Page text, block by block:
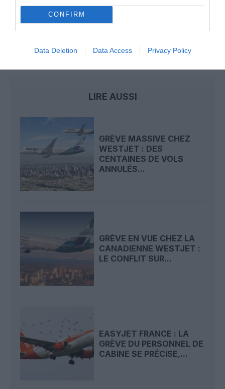
CONFIRM
Data Deletion Data Access Privacy Policy
Pointe‑à‑Pitre – Panama City : Air France ouvre un pont
aérien vers l’Amérique latine
LIRE AUSSI
GRÈVE MASSIVE CHEZ
WESTJET : DES
CENTAINES DE VOLS
ANNULÉS...
GRÈVE EN VUE CHEZ LA
CANADIENNE WESTJET :
LE CONFLIT SUR...
EASYJET FRANCE : LA
GRÈVE DU PERSONNEL DE
CABINE SE PRÉCISE,...